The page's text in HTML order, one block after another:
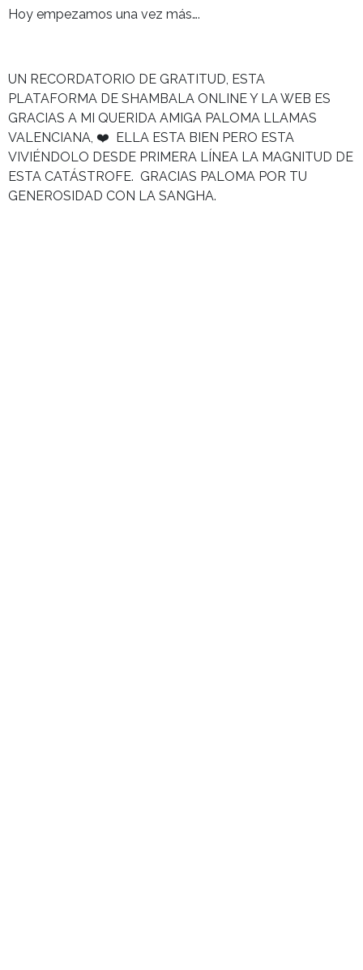
Hoy empezamos una vez más….
UN RECORDATORIO DE GRATITUD, ESTA
PLATAFORMA DE SHAMBALA ONLINE Y LA WEB ES
GRACIAS A MI QUERIDA AMIGA PALOMA LLAMAS
VALENCIANA, ❤️ ELLA ESTA BIEN PERO ESTA
VIVIÉNDOLO DESDE PRIMERA LÍNEA LA MAGNITUD DE
ESTA CATÁSTROFE. GRACIAS PALOMA POR TU
GENEROSIDAD CON LA SANGHA.